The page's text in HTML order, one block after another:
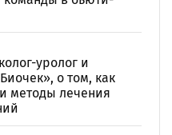
уролог и
о том, как
методы лечения